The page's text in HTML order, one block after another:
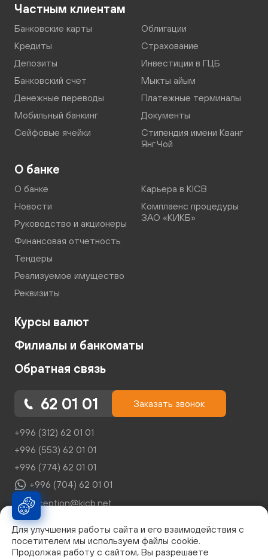
Для улучшения работы сайта и его взаимодействия с
посетителем мы используем файлы cookie.
Продолжая работу с сайтом, Вы разрешаете
Частным клиентам
Банковские карты
Кредиты
Депозиты
Банковский счет
Денежные переводы
Мобильный банкинг
Сейфовые ячейки
Облигации
Страхование
Инвестиции в ГЦБ
Мыкты айым
Платежные терминалы
Документы
Стипендия имени Кванг
Янг Чой
О банке
О банке
Новости
Руководство и акционеры
Финансовая отчетность
Тендеры
Реализуемое имущество
Реквизиты
Карьера в KICB
Комплаенс процедуры
ЗАО «КИКБ»
Курсы валют
Филиалы и банкоматы
Обратная связь
62 01 01 Заказать звонок
+996 (312) 62 01 01
+996 (553) 62 01 01
+996 (774) 62 01 01
+996 (704) 62 01 01
reception@kicb.net